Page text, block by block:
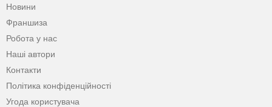
Новини
Франшиза
Робота у нас
Наші автори
Контакти
Політика конфіденційності
Угода користувача